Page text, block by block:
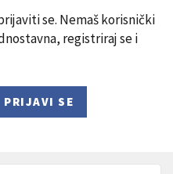
se. Nemaš korisnički
registriraj se i
PRIJAVI SE